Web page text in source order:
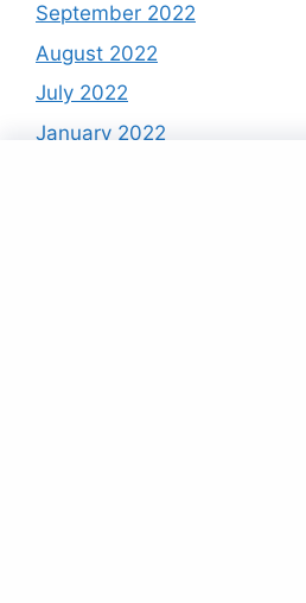
September 2022
August 2022
July 2022
January 2022